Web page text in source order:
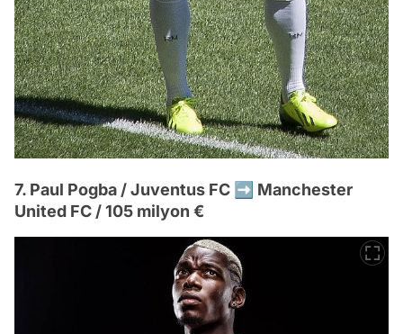
7. Paul Pogba / Juventus FC ➡️ Manchester
United FC / 105 milyon €